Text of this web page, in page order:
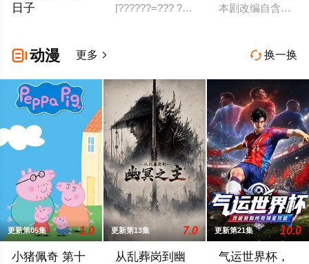
日子
[??????=??? ??] ?? ???? ?? ?? ??? ???.
本剧改编自含胭的
 换一换
动漫 更多 
更新第05集 1.0
小猪佩奇 第十
更新第13集 7.0
从乱葬岗到幽
更新第21集 10.0
气运世界杯，